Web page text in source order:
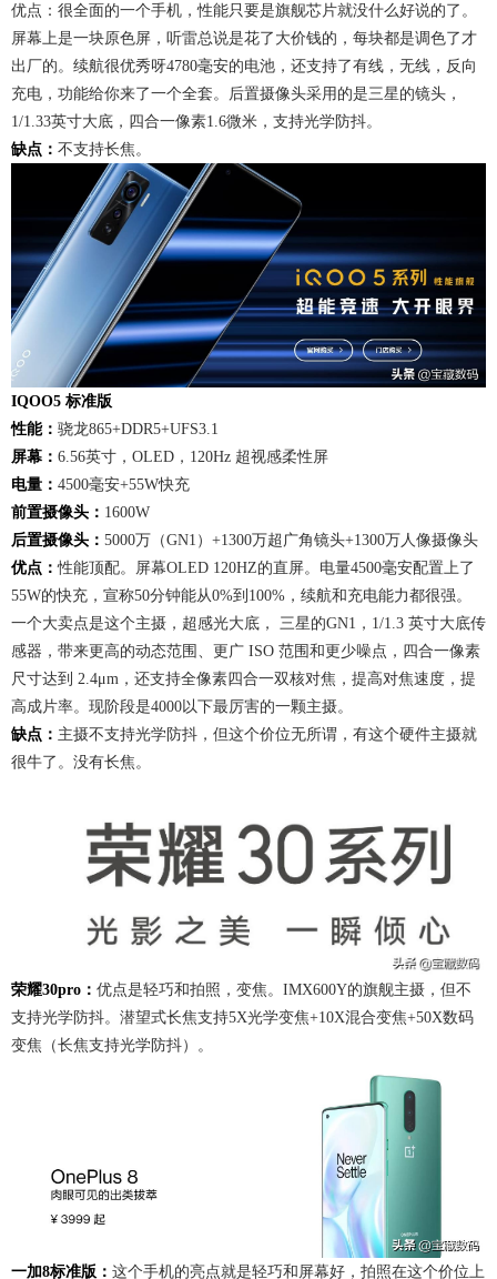
优点：很全面的一个手机，性能只要是旗舰芯片就没什么好说的了。
屏幕上是一块原色屏，听雷总说是花了大价钱的，每块都是调色了才
出厂的。续航很优秀呀4780毫安的电池，还支持了有线，无线，反向
充电，功能给你来了一个全套。后置摄像头采用的是三星的镜头，
1/1.33英寸大底，四合一像素1.6微米，支持光学防抖。
缺点： 不支持长焦。
IQOO5 标准版
性能： 骁龙865+DDR5+UFS3.1
屏幕： 6.56英寸，OLED，120Hz 超视感柔性屏
电量： 4500毫安+55W快充
前置摄像头： 1600W
后置摄像头： 5000万（GN1）+1300万超广角镜头+1300万人像摄像头
优点：性能顶配。屏幕OLED 120HZ的直屏。电量4500毫安配置上了
55W的快充，宣称50分钟能从0%到100%，续航和充电能力都很强。
一个大卖点是这个主摄，超感光大底， 三星的GN1，1/1.3 英寸大底传
感器，带来更高的动态范围、更广 ISO 范围和更少噪点，四合一像素
尺寸达到 2.4μm，还支持全像素四合一双核对焦，提高对焦速度，提
高成片率。现阶段是4000以下最厉害的一颗主摄。
缺点： 主摄不支持光学防抖，但这个价位无所谓，有这个硬件主摄就
很牛了。没有长焦。
荣耀30pro： 优点是轻巧和拍照，变焦。IMX600Y的旗舰主摄，但不
支持光学防抖。潜望式长焦支持5X光学变焦+10X混合变焦+50X数码
变焦（长焦支持光学防抖）。
一加8标准版： 这个手机的亮点就是轻巧和屏幕好，拍照在这个价位上